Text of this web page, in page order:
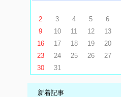
2
3 4 5 6
9
10 11 12 13
16
17 18 19 20
23
24 25 26 27
30
31
新着記事